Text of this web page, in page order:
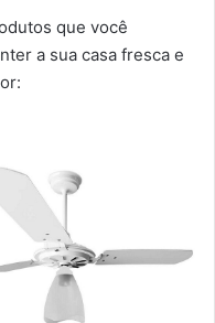
que você
a sua casa fresca e